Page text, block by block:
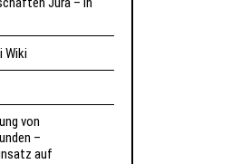
Wiki
von
–
auf